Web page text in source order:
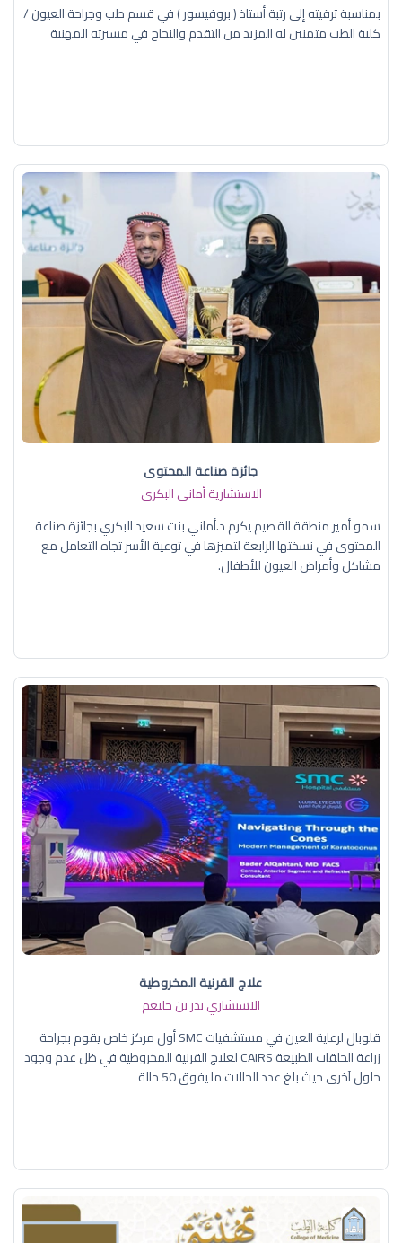
بمناسبة ترقيته إلى رتبة أستاذ ( بروفيسور ) في قسم طب وجراحة العيون /
كلية الطب متمنين له المزيد من التقدم والنجاح في مسيرته المهنية
جائزة صناعة المحتوى
الاستشارية أماني البكري
سمو أمير منطقة القصيم يكرم د.أماني بنت سعيد البكري بجائزة صناعة
المحتوى في نسختها الرابعة لتميزها في توعية الأسر تجاه التعامل مع
مشاكل وأمراض العيون للأطفال.
علاج القرنية المخروطية
الاستشاري بدر بن جليغم
قلوبال لرعاية العين في مستشفيات SMC أول مركز خاص يقوم بجراحة
زراعة الحلقات الطبيعة CAIRS لعلاج القرنية المخروطية في ظل عدم وجود
حلول آخرى حيث بلغ عدد الحالات ما يفوق 50 حالة